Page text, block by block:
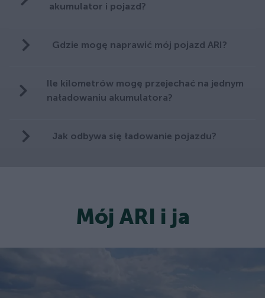
akumulator i pojazd?
Gdzie mogę naprawić mój pojazd ARI?
Ile kilometrów mogę przejechać na jednym
naładowaniu akumulatora?
Jak odbywa się ładowanie pojazdu?
Mój ARI i ja